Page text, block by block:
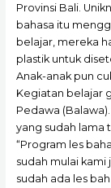
Provinsi Bali.
bahasa itu
belajar, mereka
plastik untuk
Anak-anak pun
Kegiatan belajar
Pedawa
yang sudah lama
“Program les
sudah mulai kami
sudah ada les